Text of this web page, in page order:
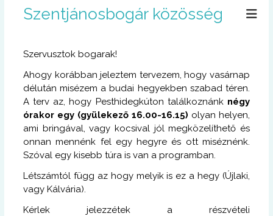
Szentjánosbogár közösség
Szervusztok bogarak!
Ahogy korábban jeleztem tervezem, hogy vasárnap
délután misézem a budai hegyekben szabad téren.
A terv az, hogy Pesthidegkúton találkoznánk négy
órakor egy (gyülekező 16.00-16.15) olyan helyen,
ami bringával, vagy kocsival jól megközelíthető és
onnan mennénk fel egy hegyre és ott miséznénk.
Szóval egy kisebb túra is van a programban.
Létszámtól függ az hogy melyik is ez a hegy (Újlaki,
vagy Kálvária).
Kérlek jelezzétek a részvételi